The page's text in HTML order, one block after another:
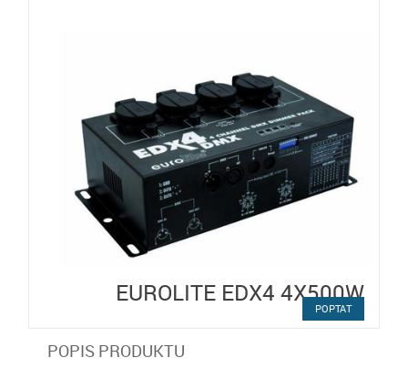
EUROLITE EDX4 4X500W
POPTAT
POPIS PRODUKTU